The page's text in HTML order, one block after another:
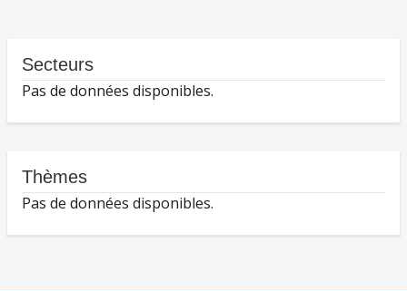
Secteurs
Pas de données disponibles.
Thèmes
Pas de données disponibles.